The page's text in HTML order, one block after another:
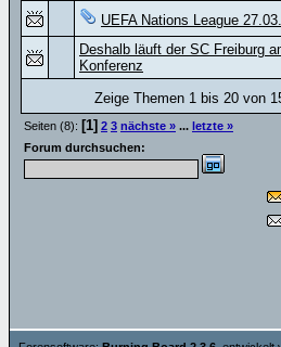
UEFA Nations League
Deshalb läuft der SC Freiburg
Konferenz
Zeige Themen 1 bis 20 von
Seiten (8): [1] 2 3 nächste » ... letzte »
Forum durchsuchen: